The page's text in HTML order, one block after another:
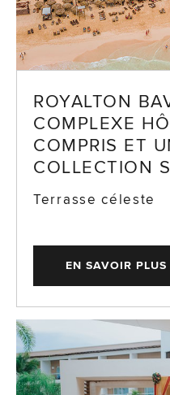
ROYALTON
COMPLEXE
COMPRIS ET
COLLECTION
Terrasse céleste
EN SAVOIR PLUS